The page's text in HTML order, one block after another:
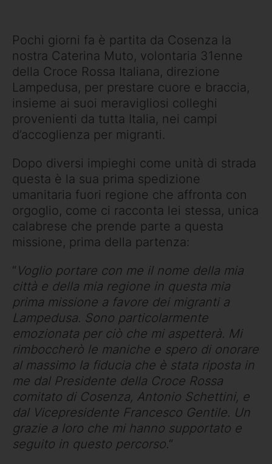
Pochi giorni fa è partita da Cosenza la
nostra Caterina Muto, volontaria 31enne
della Croce Rossa Italiana, direzione
Lampedusa, per prestare cuore e braccia,
insieme ai suoi meravigliosi colleghi
provenienti da tutta Italia, nei campi
d’accoglienza per migranti.
Dopo diversi impieghi come unità di strada
questa è la sua prima spedizione
umanitaria fuori regione che affronta con
orgoglio, come ci racconta lei stessa, unica
calabrese che prende parte a questa
missione, prima della partenza:
“ Voglio portare con me il nome della mia
città e della mia regione in questa mia
prima missione a favore dei migranti a
Lampedusa. Sono particolarmente
emozionata per ciò che mi aspetterà. Mi
rimboccherò le maniche e spero di onorare
al massimo la fiducia che è stata riposta in
me dal Presidente della Croce Rossa
comitato di Cosenza, Antonio Schettini, e
dal Vicepresidente Francesco Gentile. Un
grazie a loro che mi hanno supportato e
seguito in questo percorso.“